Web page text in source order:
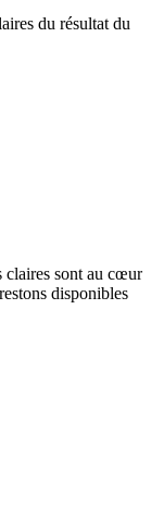
du résultat du
claires sont au cœur
disponibles